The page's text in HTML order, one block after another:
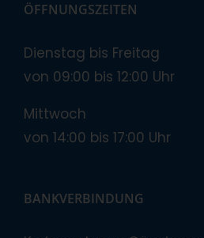
ÖFFNUNGSZEITEN
Dienstag bis Freitag
von 09:00 bis 12:00 Uhr
Mittwoch
von 14:00 bis 17:00 Uhr
BANKVERBINDUNG